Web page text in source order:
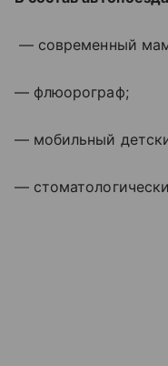
— современный
— флюорограф;
— мобильный
—